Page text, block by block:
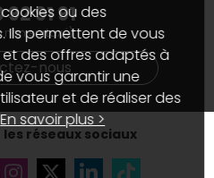
91 91
non surtaxé)
nous
réseaux sociaux
ou des
Ils permettent de vous
des offres adaptés à
vous garantir une
et de réaliser des
En savoir plus >